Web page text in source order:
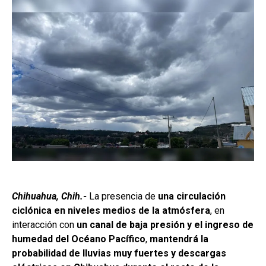
Chihuahua, Chih.- La presencia de una circulación
ciclónica en niveles medios de la atmósfera, en
interacción con un canal de baja presión y el ingreso de
humedad del Océano Pacífico, mantendrá la
probabilidad de lluvias muy fuertes y descargas